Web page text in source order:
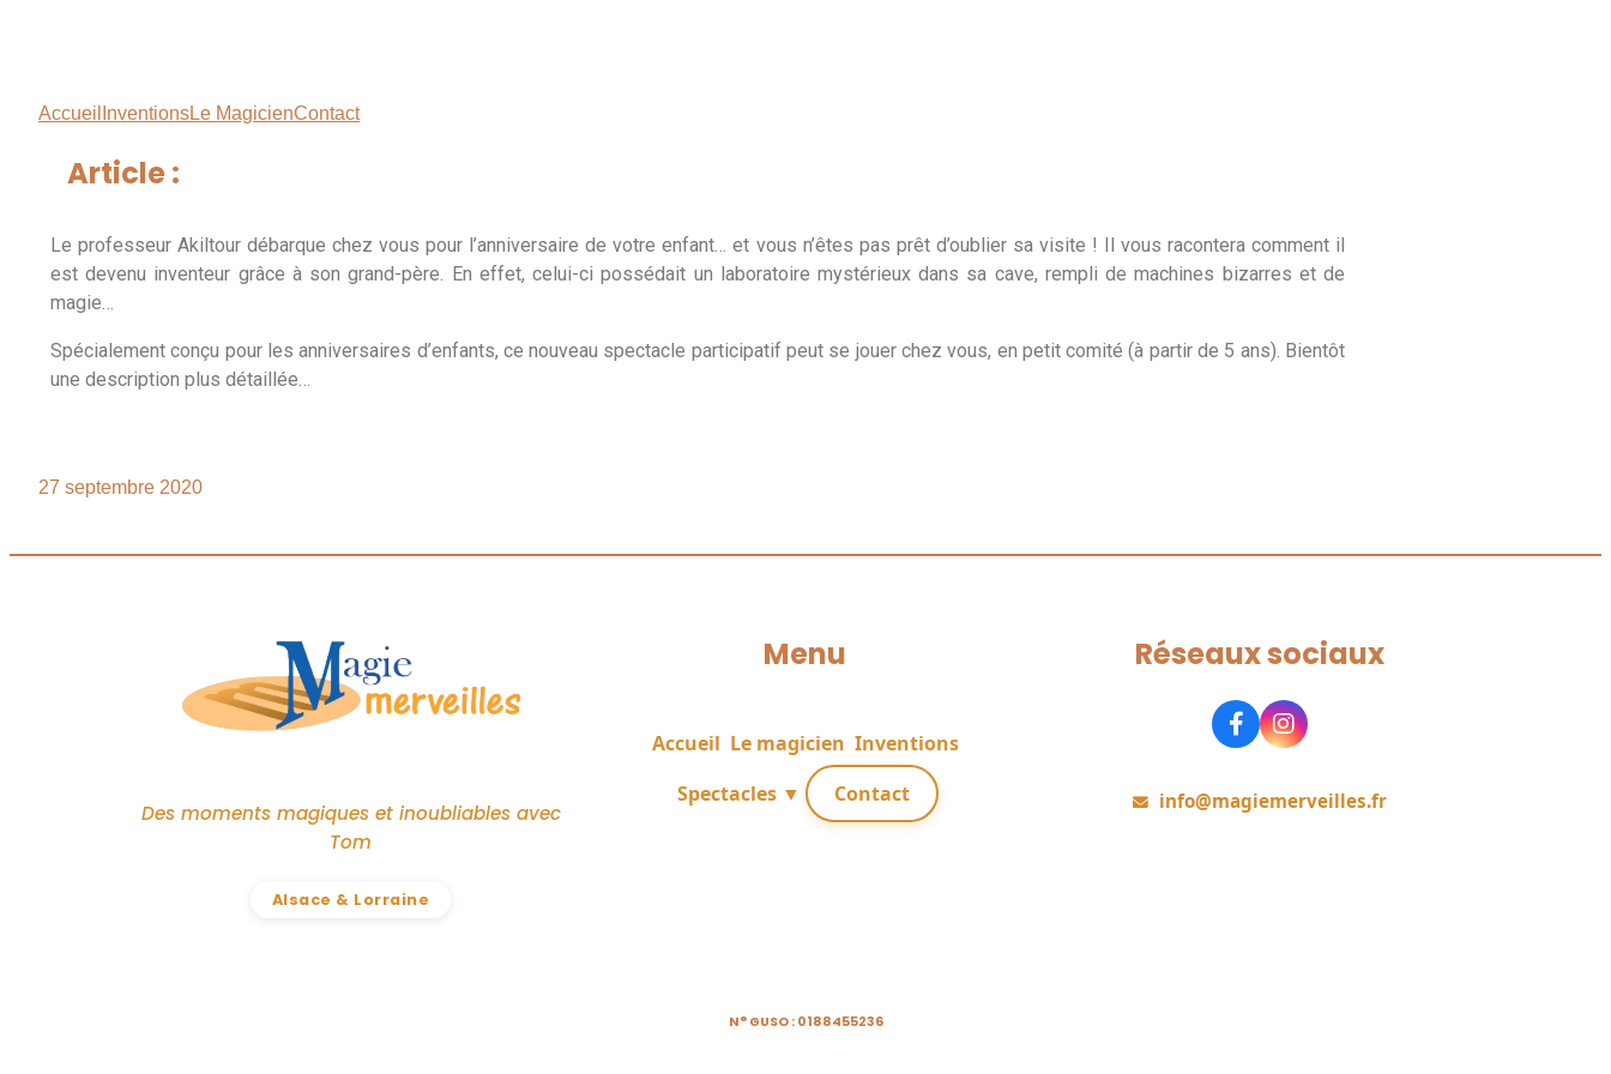
Accueil InventionsLe MagicienContact
Article :
Le professeur Akiltour débarque chez vous pour l’anniversaire de votre enfant… et vous n’êtes pas prêt d’oublier sa visite ! Il vous racontera comment il
est devenu inventeur grâce à son grand-père. En effet, celui-ci possédait un laboratoire mystérieux dans sa cave, rempli de machines bizarres et de
magie…
Spécialement conçu pour les anniversaires d’enfants, ce nouveau spectacle participatif peut se jouer chez vous, en petit comité (à partir de 5 ans). Bientôt
une description plus détaillée…
27 septembre 2020
Des moments magiques et inoubliables avec
Tom
Alsace & Lorraine
Menu
Accueil Le magicien Inventions
Spectacles ▼
Contact
Réseaux sociaux
info@magiemerveilles.fr
N° GUSO : 0188455236